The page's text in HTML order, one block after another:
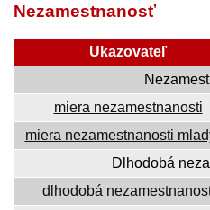
Nezamestnanosť
Ukazovateľ
miera nezamestnanosti
miera nezamestnanosti
Dlhodobá
dlhodobá